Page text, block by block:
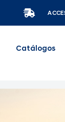
Catálogos